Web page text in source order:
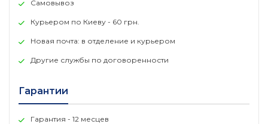
• 16K записей
Макс. скорость пересылки 64-байтовых пакетов
Буфер пакетов
Джамбо-фрейм
• 9 216 байт
Самовывоз
Курьером по Киеву - 60 грн.
Новая почта: в отделение и курьером
Другие службы по договоренности
Гарантии
Гарантия - 12 месцев